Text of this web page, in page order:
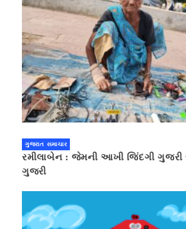
ગુજરાત સમાચાર
રમીલાબેન : જેમની આખી જિંદગી ગુજરી
ગુજરી